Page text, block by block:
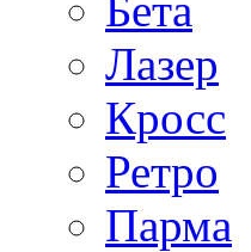
Лазер
Кросс
Ретро
Парма